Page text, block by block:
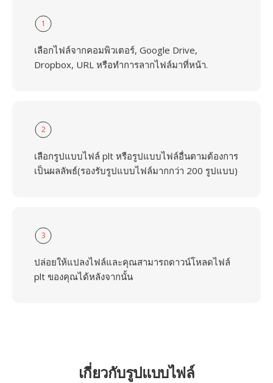
1
เลือกไฟล์จากคอมพิวเตอร์, Google Drive,
Dropbox, URL หรือทำการลากไฟล์มาที่หน้า.
2
เลือกรูปแบบไฟล์ plt หรือรูปแบบไฟล์อื่นตามต้องการ
เป็นผลลัพธ์(รองรับรูปแบบไฟล์มากกว่า 200 รูปแบบ)
3
ปล่อยให้แปลงไฟล์และคุณสามารถดาวน์โหลดไฟล์
plt ของคุณได้หลังจากนั้น
เกี่ยวกับรูปแบบไฟล์